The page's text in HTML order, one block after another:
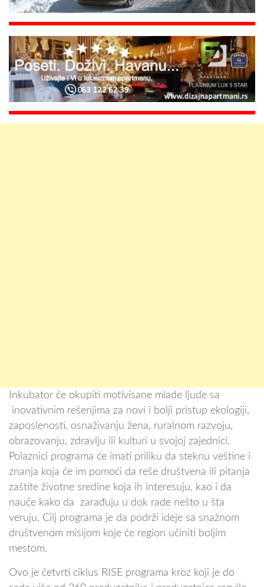
Inkubator će okupiti motivisane mlade ljude sa
inovativnim rešenjima za novi i bolji pristup ekologiji,
zaposlenosti, osnaživanju žena, ruralnom razvoju,
obrazovanju, zdravlju ili kulturi u svojoj zajednici.
Polaznici programa će imati priliku da steknu veštine i
znanja koja će im pomoći da reše društvena ili pitanja
zaštite životne sredine koja ih interesuju, kao i da
nauče kako da zarađuju u dok rade nešto u šta
veruju. Cilj programa je da podrži ideje sa snažnom
društvenom misijom koje će region učiniti boljim
mestom.
Ovo je četvrti ciklus RISE programa kroz koji je do